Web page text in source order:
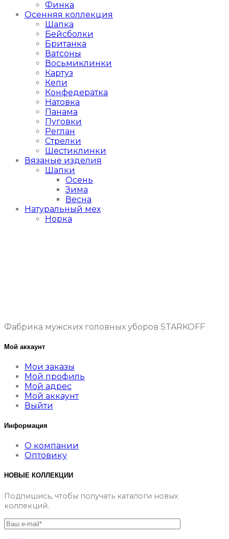
Финка
Осенняя коллекция
Шапка
Бейсболки
Британка
Ватсоны
Восьмиклинки
Картуз
Кепи
Конфедератка
Натовка
Панама
Пуговки
Реглан
Стрелки
Шестиклинки
Вязаные изделия
Шапки
Осень
Зима
Весна
Натуральный мех
Норка
Фабрика мужских головных уборов STARKOFF
Мой аккаунт
Мои заказы
Мой профиль
Мой адрес
Мой аккаунт
Выйти
Информация
О компании
Оптовику
НОВЫЕ КОЛЛЕКЦИИ
Подпишись, чтобы получать каталоги новых
коллекций.